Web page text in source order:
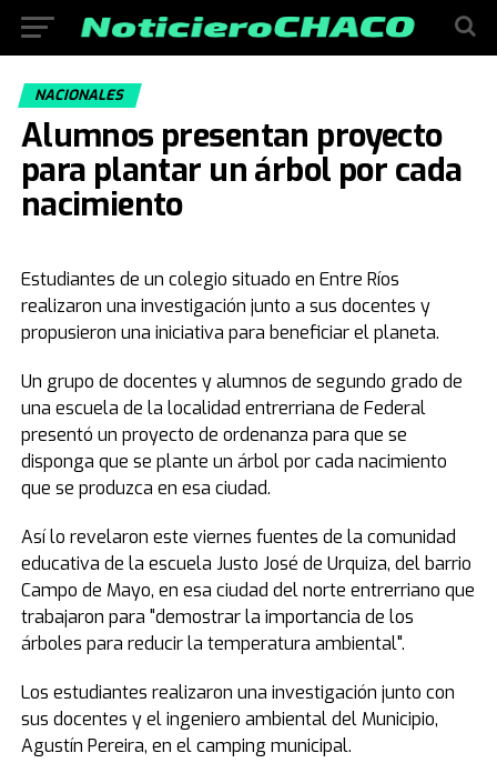
NACIONALES
Alumnos presentan proyecto
para plantar un árbol por cada
nacimiento
Estudiantes de un colegio situado en Entre Ríos
realizaron una investigación junto a sus docentes y
propusieron una iniciativa para beneficiar el planeta.
Un grupo de docentes y alumnos de segundo grado de
una escuela de la localidad entrerriana de Federal
presentó un proyecto de ordenanza para que se
disponga que se plante un árbol por cada nacimiento
que se produzca en esa ciudad.
Así lo revelaron este viernes fuentes de la comunidad
educativa de la escuela Justo José de Urquiza, del barrio
Campo de Mayo, en esa ciudad del norte entrerriano que
trabajaron para "demostrar la importancia de los
árboles para reducir la temperatura ambiental".
Los estudiantes realizaron una investigación junto con
sus docentes y el ingeniero ambiental del Municipio,
Agustín Pereira, en el camping municipal.